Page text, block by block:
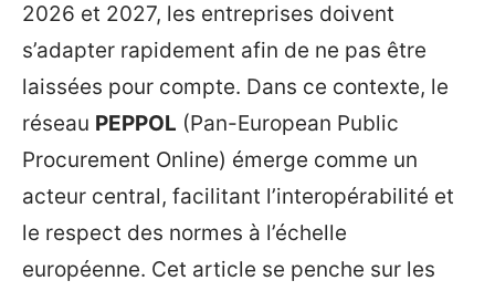
2026 et 2027, les entreprises doivent
s’adapter rapidement afin de ne pas être
laissées pour compte. Dans ce contexte, le
réseau PEPPOL (Pan-European Public
Procurement Online) émerge comme un
acteur central, facilitant l’interopérabilité et
le respect des normes à l’échelle
européenne. Cet article se penche sur les